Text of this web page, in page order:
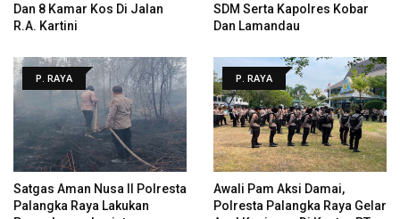
Dan 8 Kamar Kos Di Jalan
R.A. Kartini
SDM Serta Kapolres Kobar
Dan Lamandau
P. RAYA
Satgas Aman Nusa II Polresta
Palangka Raya Lakukan
P. RAYA
Awali Pam Aksi Damai,
Polresta Palangka Raya Gelar